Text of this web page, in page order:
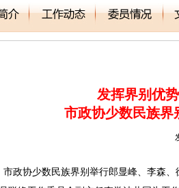
发挥界别优
市政协少数民族界
协少数民族界别举行郎显峰、李森、